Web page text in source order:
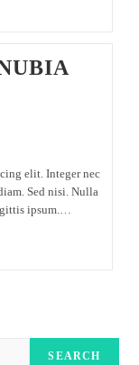
elit. Integer nec
Sed nisi. Nulla
ipsum.…
SEARCH